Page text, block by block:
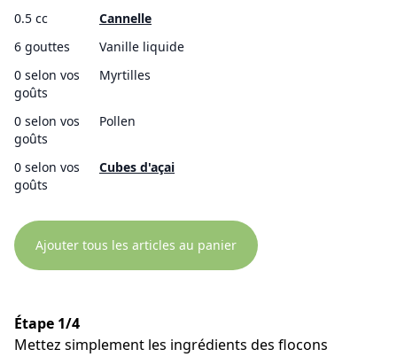
0.5 cc
Cannelle
6 gouttes
Vanille liquide
0 selon vos
goûts
Myrtilles
0 selon vos
goûts
Pollen
0 selon vos
goûts
Cubes d'açai
Ajouter tous les articles au panier
Étape 1/4
Mettez simplement les ingrédients des flocons